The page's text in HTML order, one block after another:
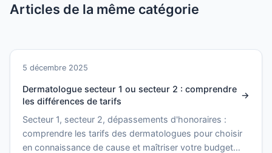
Articles de la même catégorie
5 décembre 2025
Dermatologue secteur 1 ou secteur 2 : comprendre
les différences de tarifs
Secteur 1, secteur 2, dépassements d'honoraires :
comprendre les tarifs des dermatologues pour choisir
en connaissance de cause et maîtriser votre budget